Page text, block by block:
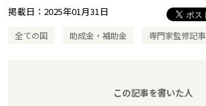
掲載日： 2025年01月31日
全ての国 助成金・補助金 専門家監修記事
この記事を書いた人